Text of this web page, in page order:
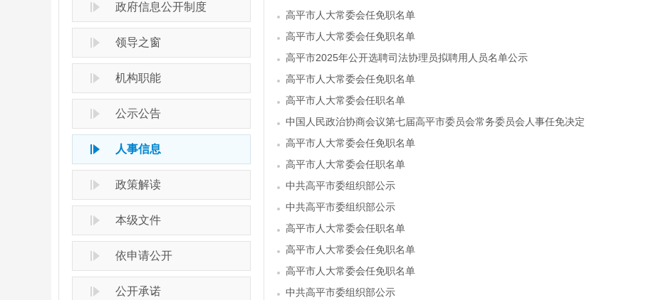
政府信息公开制度
领导之窗
机构职能
公示公告
人事信息
政策解读
本级文件
依申请公开
公开承诺
高平市人大常委会任免职名单
高平市人大常委会任免职名单
高平市2025年公开选聘司法协理员拟聘用人员名单公示
高平市人大常委会任免职名单
高平市人大常委会任职名单
中国人民政治协商会议第七届高平市委员会常务委员会人事任免决定
高平市人大常委会任免职名单
高平市人大常委会任职名单
中共高平市委组织部公示
中共高平市委组织部公示
高平市人大常委会任职名单
高平市人大常委会任免职名单
高平市人大常委会任免职名单
中共高平市委组织部公示